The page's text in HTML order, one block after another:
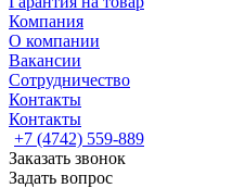
Компания
О компании
Вакансии
Сотрудничество
Контакты
Контакты
+7 (4742) 559-889
Заказать звонок
Задать вопрос